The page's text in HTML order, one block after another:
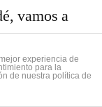
vamos a
a tus
experiencia de
para la
de nuestra política de